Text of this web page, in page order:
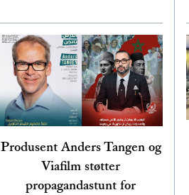
Produsent Anders Tangen og
Viafilm støtter
propagandastunt for